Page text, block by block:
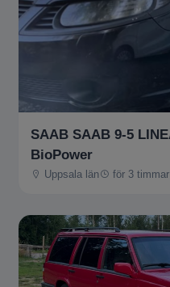
SAAB SAAB 9-5
BioPower
Uppsala län för 3